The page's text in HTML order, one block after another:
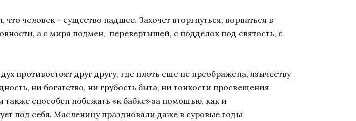
человек – существо падшее. Захочет вторгнуться, ворваться в
а с мира подмен, перевертышей, с подделок под святость, с
противостоят друг другу, где плоть еще не преображена, язычеству
ни богатство, ни грубость быта, ни тонкости просвещения
способен побежать «к бабке» за помощью, как и
под себя. Масленицу праздновали даже в суровые годы